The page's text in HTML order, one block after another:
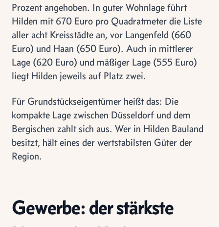
Prozent angehoben. In guter Wohnlage führt
Hilden mit 670 Euro pro Quadratmeter die Liste
aller acht Kreisstädte an, vor Langenfeld (660
Euro) und Haan (650 Euro). Auch in mittlerer
Lage (620 Euro) und mäßiger Lage (555 Euro)
liegt Hilden jeweils auf Platz zwei.
Für Grundstückseigentümer heißt das: Die
kompakte Lage zwischen Düsseldorf und dem
Bergischen zahlt sich aus. Wer in Hilden Bauland
besitzt, hält eines der wertstabilsten Güter der
Region.
Gewerbe: der stärkste